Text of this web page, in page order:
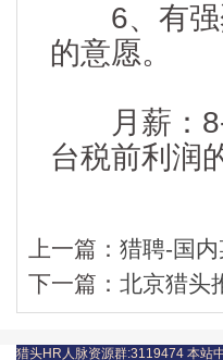
6、有强
的意愿。
月薪：8-
台税前利润
上一篇： 猎聘-国
下一篇： 北京猎头
猎头HR人脉资源群:3119474 本站